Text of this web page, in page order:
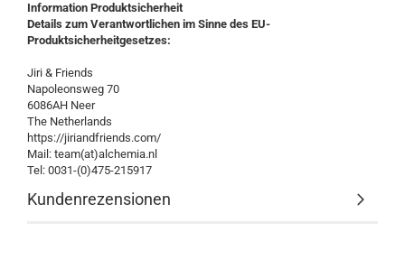
Information Produktsicherheit
Details zum Verantwortlichen im Sinne des EU-
Produktsicherheitgesetzes:
Jiri & Friends
Napoleonsweg 70
6086AH Neer
The Netherlands
https://jiriandfriends.com/
Mail: team(at)alchemia.nl
Tel: 0031-(0)475-215917
Kundenrezensionen